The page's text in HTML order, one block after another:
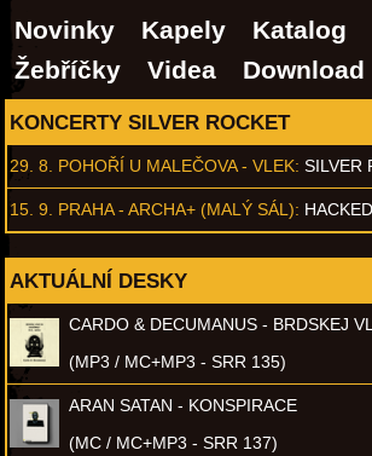
Novinky Kapely Katalog
Žebříčky
Videa Download
KONCERTY SILVER ROCKET
29. 8. POHOŘÍ U MALEČOVA - VLEK: SILVER
15. 9. PRAHA - ARCHA+ (MALÝ SÁL):
AKTUÁLNÍ DESKY
CARDO & DECUMANUS - BRDSKEJ
(MP3 / MC+MP3 - SRR 135)
ARAN SATAN - KONSPIRACE
(MC / MC+MP3 - SRR 137)